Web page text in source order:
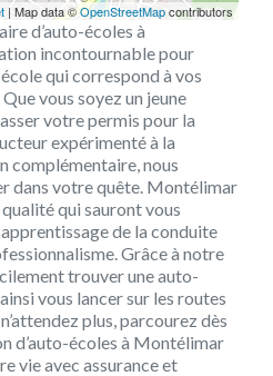
| Map data ©OpenStreetMapcontributors
d’auto-écoles à
incontournable pour
qui correspond à vos
vous soyez un jeune
votre permis pour la
expérimenté à la
complémentaire, nous
dans votre quête. Montélimar
qui sauront vous
de la conduite
Grâce à notre
trouver une auto-
vous lancer sur les routes
plus, parcourez dès
d’auto-écoles à Montélimar
vie avec assurance et